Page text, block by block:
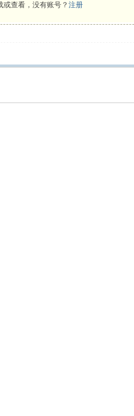
查看，没有账号？ 注册